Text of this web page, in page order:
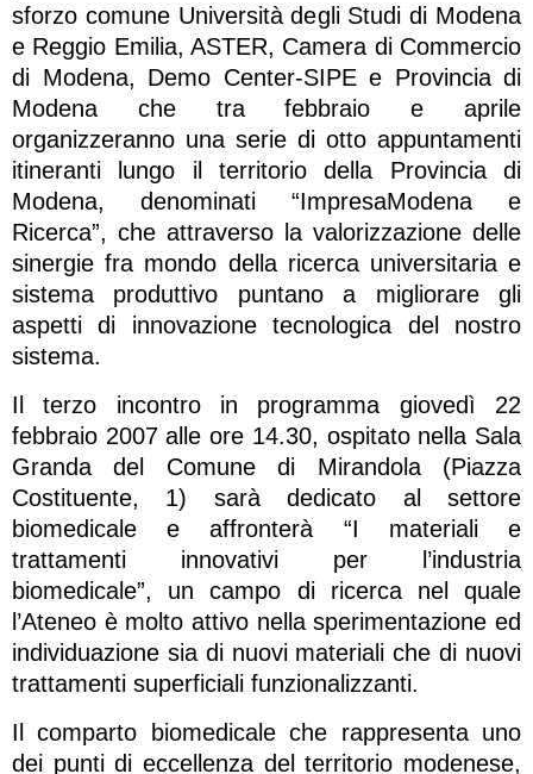
sforzo comune Università degli Studi di Modena
e Reggio Emilia, ASTER, Camera di Commercio
di Modena, Demo Center-SIPE e Provincia di
Modena che tra febbraio e aprile
organizzeranno una serie di otto appuntamenti
itineranti lungo il territorio della Provincia di
Modena, denominati “ImpresaModena e
Ricerca”, che attraverso la valorizzazione delle
sinergie fra mondo della ricerca universitaria e
sistema produttivo puntano a migliorare gli
aspetti di innovazione tecnologica del nostro
sistema.
Il terzo incontro in programma giovedì 22
febbraio 2007 alle ore 14.30, ospitato nella Sala
Granda del Comune di Mirandola (Piazza
Costituente, 1) sarà dedicato al settore
biomedicale e affronterà “I materiali e
trattamenti innovativi per l’industria
biomedicale”, un campo di ricerca nel quale
l’Ateneo è molto attivo nella sperimentazione ed
individuazione sia di nuovi materiali che di nuovi
trattamenti superficiali funzionalizzanti.
Il comparto biomedicale che rappresenta uno
dei punti di eccellenza del territorio modenese,